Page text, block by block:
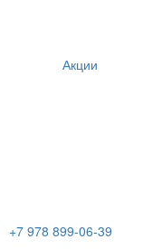
Акции
+7 978 899-06-39